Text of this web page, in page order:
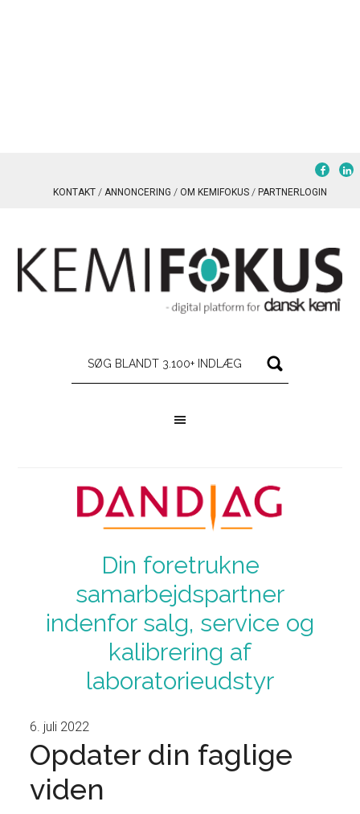
KONTAKT ANNONCERING OM KEMIFOKUS PARTNERLOGIN
Din foretrukne
samarbejdspartner
indenfor salg, service og
kalibrering af
laboratorieudstyr
6. juli 2022
Opdater din faglige
viden